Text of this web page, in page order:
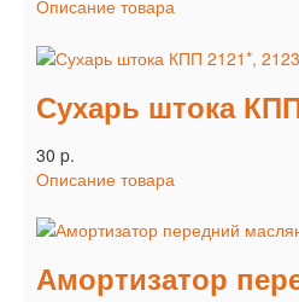
Описание товара
Сухарь штока
30 p.
Описание товара
Амортизатор